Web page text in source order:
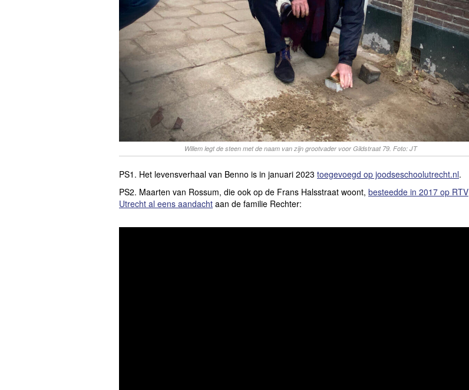
Willem legt de steen met de naam van zijn grootvader voor Gildstraat 79. Foto: JT
PS1. Het levensverhaal van Benno is in januari 2023 toegevoegd op joodseschoolutrecht.nl.
PS2. Maarten van Rossum, die ook op de Frans Halsstraat woont, besteedde in 2017 op RTV
Utrecht al eens aandacht aan de familie Rechter: